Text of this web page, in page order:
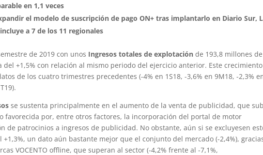
en 1,1 veces
el modelo de suscripción de pago ON+ tras implantarlo en Diario Sur,
a 7 de los 11 regionales
de 2019 con unos Ingresos totales de explotación de 193,8 millones de
+1,5% con relación al mismo periodo del ejercicio anterior. Este crecimiento
de los cuatro trimestres precedentes (-4% en 1S18, -3,6% en 9M18, -2,3%
se sustenta principalmente en el aumento de la venta de publicidad, que
favorecida por, entre otros factores, la incorporación del portal de motor
de patrocinios a ingresos de publicidad. No obstante, aún si se excluyesen
un dato aún bastante mejor que el conjunto del mercado (-2,4%),
VOCENTO offline, que superan al sector (-4,2% frente al -7,1%,